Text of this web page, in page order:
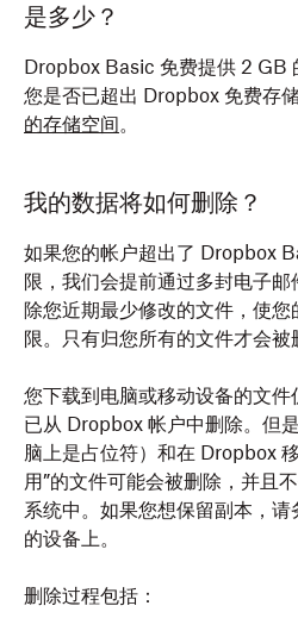
是多少？
Dropbox Basic 免费提供 2 GB
您是否已超出 Dropbox 免费存
的存储空间。
我的数据将如何删除？
如果您的帐户超出了 Dropbox
限，我们会提前通过多封电子
除您近期最少修改的文件，使
限。只有归您所有的文件才会被
您下载到电脑或移动设备的文
已从 Dropbox 帐户中删除。但
脑上是占位符）和在 Dropbox
用”的文件可能会被删除，并且
系统中。如果您想保留副本，
的设备上。
删除过程包括：